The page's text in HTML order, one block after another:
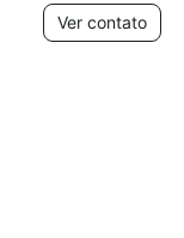
Ver contato